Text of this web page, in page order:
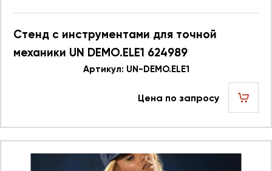
Стенд с инструментами для точной
механики UN DEMO.ELE1 624989
Артикул: UN-DEMO.ELE1
Цена по запросу